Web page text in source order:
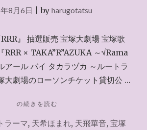
8月6日 |by harugotatsu
』 抽選販売 宝塚大劇場 宝塚歌
RRR × TAKA”R”AZUKA ～√Rama
アール バイ タカラヅカ ～ルートラ
大劇場のローソンチケット貸切公 …
"ロ
ソ
の続きを読む
ラーマ, 天希ほまれ, 天飛華音, 宝塚